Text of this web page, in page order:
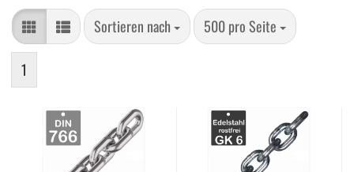
Sortieren nach
Sortieren nach 500 pro Seite
pro Seite
1